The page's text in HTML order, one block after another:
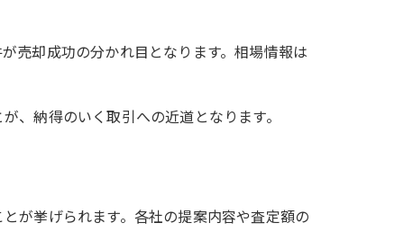
売却成功の分かれ目となります。相場情報は
、納得のいく取引への近道となります。
が挙げられます。各社の提案内容や査定額の